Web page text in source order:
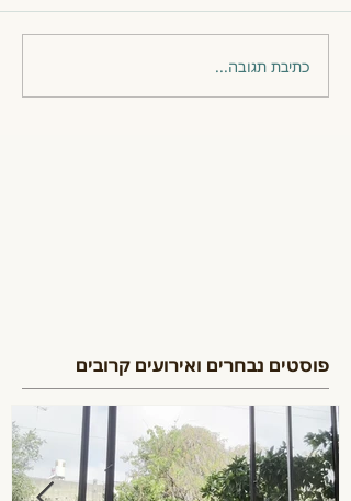
כתיבת תגובה...
פוסטים נבחרים ואירועים קרובים